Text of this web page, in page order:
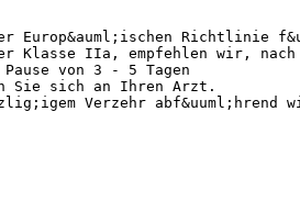
Europ&auml;ischen Richtlinie
Klasse IIa, empfehlen wir,
Pause von 3 - 5 Tagen
Sie sich an Ihren Arzt.
Verzehr abf&uuml;hrend